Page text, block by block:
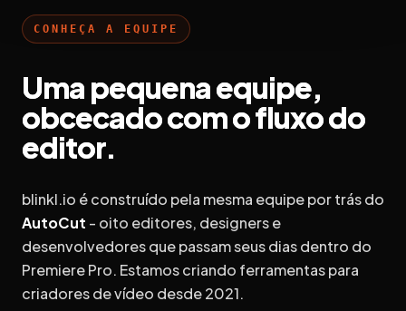
CONHEÇA A EQUIPE
Uma pequena equipe,
obcecado com o fluxo do
editor.
blinkl.io é construído pela mesma equipe por trás do
AutoCut - oito editores, designers e
desenvolvedores que passam seus dias dentro do
Premiere Pro. Estamos criando ferramentas para
criadores de vídeo desde 2021.